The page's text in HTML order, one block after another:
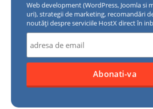
Web development (WordPress, Joomla si
uri), strategii de marketing, recomandări
noutăți despre serviciile HostX direct în